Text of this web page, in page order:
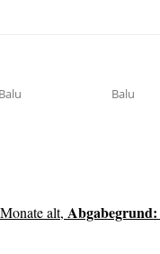
Balu Balu
alt, Abgabegrund: